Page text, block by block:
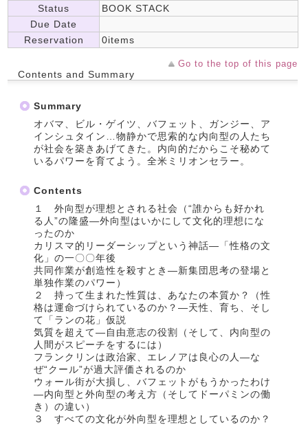
Status
BOOK STACK
Due Date
Reservation
0items
Go to the top of this page
Contents and Summary
Summary
オバマ、ビル・ゲイツ、バフェット、ガンジー、ア
インシュタイン…物静かで思索的な内向型の人たち
が社会を築きあげてきた。内向的だからこそ秘めて
いるパワーを育てよう。全米ミリオンセラー。
Contents
１ 外向型が理想とされる社会（“誰からも好かれ
る人”の隆盛―外向型はいかにして文化的理想にな
ったのか
カリスマ的リーダーシップという神話―「性格の文
化」の一〇〇年後
共同作業が創造性を殺すとき―新集団思考の登場と
単独作業のパワー）
２ 持って生まれた性質は、あなたの本質か？（性
格は運命づけられているのか？―天性、育ち、そし
て「ランの花」仮説
気質を超えて―自由意志の役割（そして、内向型の
人間がスピーチをするには）
フランクリンは政治家、エレノアは良心の人―な
ぜ“クール”が過大評価されるのか
ウォール街が大損し、バフェットがもうかったわけ
―内向型と外向型の考え方（そしてドーパミンの働
き）の違い）
３ すべての文化が外向型を理想としているのか？